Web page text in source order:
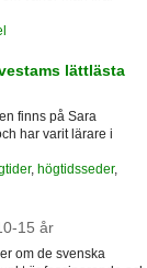
lättlästa
finns på Sara
har varit lärare i
, högtidsseder,
15 år
om de svenska